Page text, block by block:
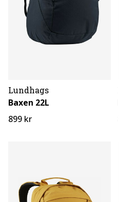
Lundhags
Baxen 22L
899 kr